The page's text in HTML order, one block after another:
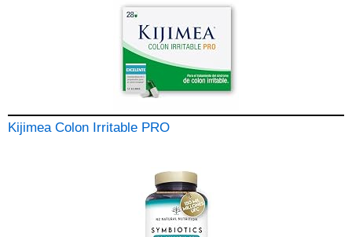
Kijimea Colon Irritable PRO